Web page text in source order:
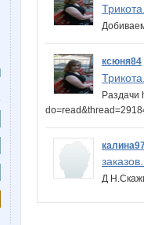
ксюня84
Раздачи
Д